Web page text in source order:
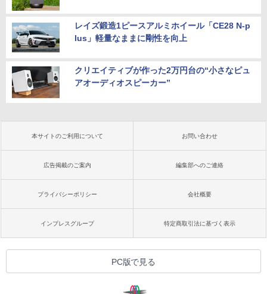
レイズ鍛造1ピースアルミホイール「CE28 N-p
lus」軽量なままに剛性を向上
クリエイティブが作った2万円台の“小さなピュ
アオーディオスピーカー”
本サイトのご利用について お問い合わせ
広告掲載のご案内 編集部へのご連絡
プライバシーポリシー 会社概要
インプレスグループ 特定商取引法に基づく表示
PC版で見る